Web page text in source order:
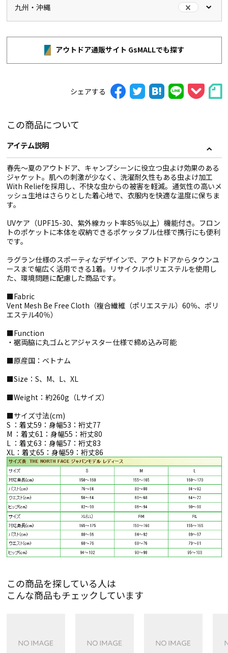
九州・沖縄
アウトドア通販サイト GsMALLでも探す
シェアする
この商品について
アイテム説明
春先～夏のアウトドア、キャンプシーンに役立つ虫よけ効果のある
ジャケット。肌への刺激が少なく、洗濯耐久性もある虫よけ加工
With Reliefを採用し、不快な虫からの被害を軽減。通気性の高いメ
ッシュ生地はさらりとした着心地で、衣服内を快適な温度に保ちま
す。
UVケア（UPF15-30、紫外線カット率85％以上）機能付き。フロン
トのポケットに本体を収納できるポケッタブル仕様で携行にも便利
です。
ラグラン仕様のスポーティなデザインで、アウトドアからタウンユ
ースまで幅広く活用できる1着。リサイクルポリエステルを使用し
た、環境問題に配慮した商品です。
■Fabric
Vent Mesh Be Free Cloth（複合繊維（ポリエステル）60％、ポリ
エステル40％）
■Function
・裾両脇に丸ゴムとアジャスター仕様で締め込み可能
■原産国：ベトナム
■Size：S、M、L、XL
■Weight：約260g（Lサイズ）
■サイズ寸法(cm)
S ：着丈59：身幅53：裄丈77
M ：着丈61：身幅55：裄丈80
L ：着丈63：身幅57：裄丈83
XL：着丈65：身幅59：裄丈86
この商品を探している人は
こんな商品もチェックしています